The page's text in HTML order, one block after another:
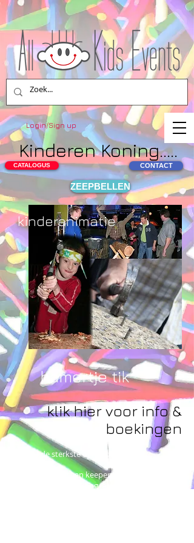
Kinderen Koning.....
Login/Sign up
CONTACT
CATALOGUS
ZEEPBELLEN
kinderanimatie
hamertje tik
klik hier voor info &
boekingen
Wie is de sterkste of handigste thuis?
Tik simpelweg een keepernagel in de
boomstronk en droog je vriend, papa,